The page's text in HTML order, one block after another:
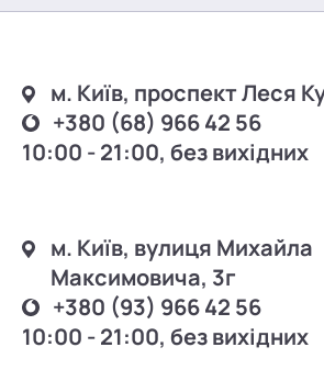
м. Київ, проспект Леся
+380 (68) 966 42 56
10:00 - 21:00, без вихідних
м. Київ, вулиця Михайла
Максимовича, 3г
+380 (93) 966 42 56
10:00 - 21:00, без вихідних